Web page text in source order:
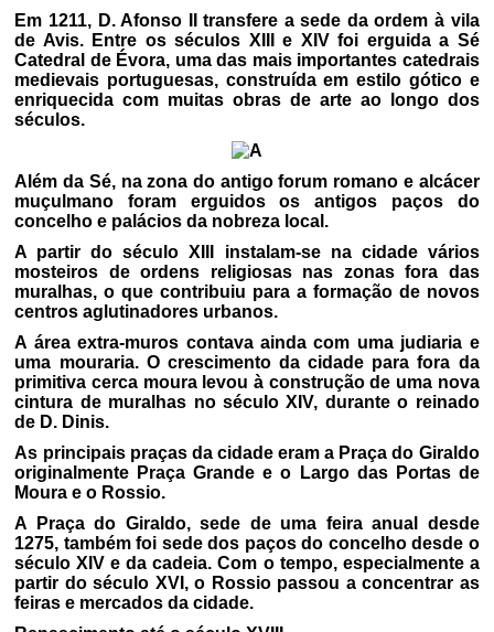
Em 1211, D. Afonso II transfere a sede da ordem à vila
de Avis. Entre os séculos XIII e XIV foi erguida a Sé
Catedral de Évora, uma das mais importantes catedrais
medievais portuguesas, construída em estilo gótico e
enriquecida com muitas obras de arte ao longo dos
séculos.
Além da Sé, na zona do antigo forum romano e alcácer
muçulmano foram erguidos os antigos paços do
concelho e palácios da nobreza local.
A partir do século XIII instalam-se na cidade vários
mosteiros de ordens religiosas nas zonas fora das
muralhas, o que contribuiu para a formação de novos
centros aglutinadores urbanos.
A área extra-muros contava ainda com uma judiaria e
uma mouraria. O crescimento da cidade para fora da
primitiva cerca moura levou à construção de uma nova
cintura de muralhas no século XIV, durante o reinado
de D. Dinis.
As principais praças da cidade eram a Praça do Giraldo
originalmente Praça Grande e o Largo das Portas de
Moura e o Rossio.
A Praça do Giraldo, sede de uma feira anual desde
1275, também foi sede dos paços do concelho desde o
século XIV e da cadeia. Com o tempo, especialmente a
partir do século XVI, o Rossio passou a concentrar as
feiras e mercados da cidade.